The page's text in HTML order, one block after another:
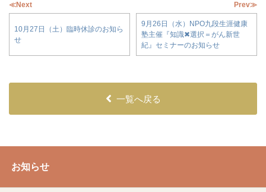
≪Next
10月27日（土）臨時休診のお知ら
せ
Prev≫
9月26日（水）NPO九段生涯健康
塾主催『知識✖選択＝がん新世
紀』セミナーのお知らせ
一覧へ戻る
お知らせ